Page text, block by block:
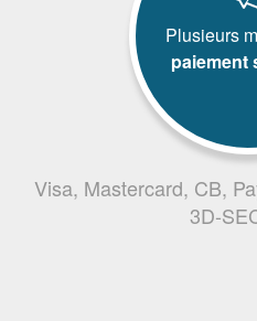
Plusieurs
paiement
Visa, Mastercard, CB,
3D-